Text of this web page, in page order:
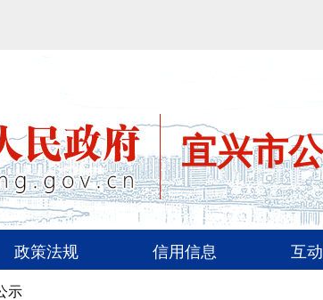
宜兴市
政策法规 信用信息 互
示